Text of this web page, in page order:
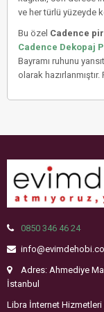
ve her türlü yüzeyde
Bu özel Cadence
Cadence Dekopaj
Bayramı ruhunu
olarak
0850 346 46 24
Adres: Ahmediye
İstanbul
Libra İnternet Hizmetleri